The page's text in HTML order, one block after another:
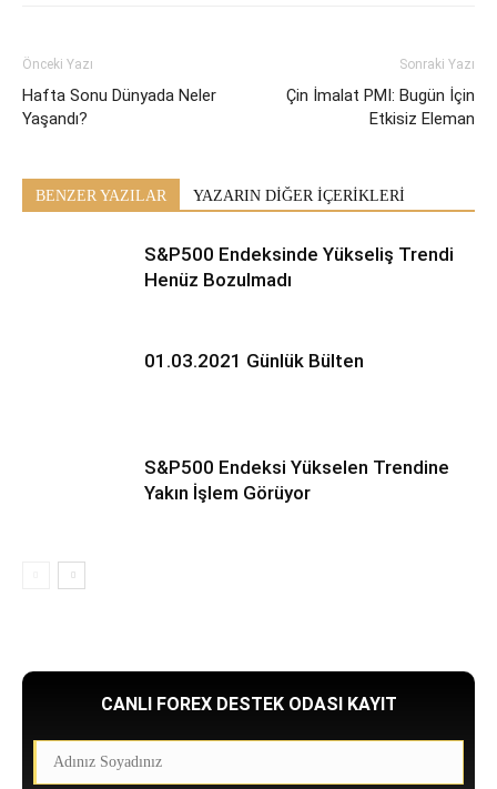
Önceki Yazı
Hafta Sonu Dünyada Neler
Yaşandı?
Sonraki Yazı
Çin İmalat PMI: Bugün İçin
Etkisiz Eleman
BENZER YAZILAR YAZARIN DİĞER İÇERİKLERİ
S&P500 Endeksinde Yükseliş Trendi
Henüz Bozulmadı
01.03.2021 Günlük Bülten
S&P500 Endeksi Yükselen Trendine
Yakın İşlem Görüyor
CANLI FOREX DESTEK ODASI KAYIT